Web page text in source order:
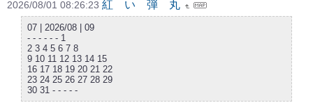
2026/08/01 08:26:23 紅 い 弾 丸
07 | 2026/08 | 09
- - - - - - 1
2 3 4 5 6 7 8
9 10 11 12 13 14 15
16 17 18 19 20 21 22
23 24 25 26 27 28 29
30 31 - - - - -